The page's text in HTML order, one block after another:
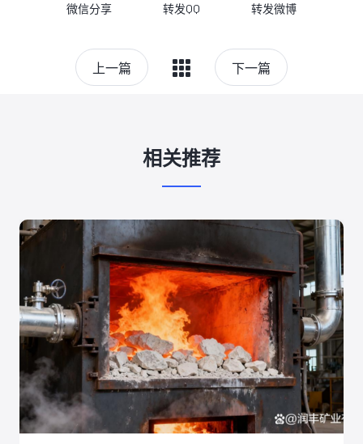
微信分享 转发QQ 转发微博
上一篇 下一篇
相关推荐